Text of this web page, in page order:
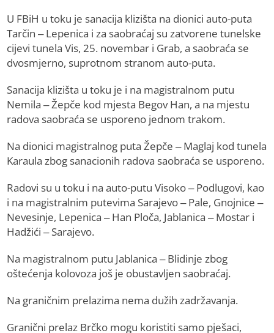
U FBiH u toku je sanacija klizišta na dionici auto-puta
Tarčin – Lepenica i za saobraćaj su zatvorene tunelske
cijevi tunela Vis, 25. novembar i Grab, a saobraća se
dvosmjerno, suprotnom stranom auto-puta.
Sanacija klizišta u toku je i na magistralnom putu
Nemila – Žepče kod mjesta Begov Han, a na mjestu
radova saobraća se usporeno jednom trakom.
Na dionici magistralnog puta Žepče – Maglaj kod tunela
Karaula zbog sanacionih radova saobraća se usporeno.
Radovi su u toku i na auto-putu Visoko – Podlugovi, kao
i na magistralnim putevima Sarajevo – Pale, Gnojnice –
Nevesinje, Lepenica – Han Ploča, Jablanica – Mostar i
Hadžići – Sarajevo.
Na magistralnom putu Jablanica – Blidinje zbog
oštećenja kolovoza još je obustavljen saobraćaj.
Na graničnim prelazima nema dužih zadržavanja.
Granični prelaz Brčko mogu koristiti samo pješaci,